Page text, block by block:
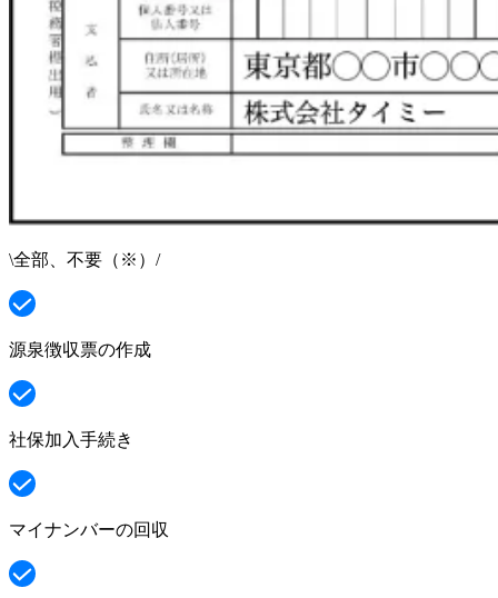
\全部、不要 （※） /
源泉徴収票の作成
社保加入手続き
マイナンバーの回収